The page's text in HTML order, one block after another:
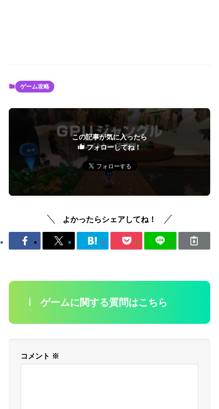
ゲーム攻略
この記事が気に入ったら
フォローしてね！
よかったらシェアしてね！
ℹ️ ゲームに関する質問はこちら
コメント ※